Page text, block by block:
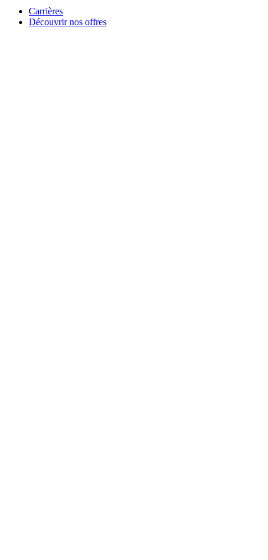
Carrières
Découvrir nos offres